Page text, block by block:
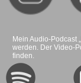
Mein Audio-Podcast
werden. Der Video-
finden.